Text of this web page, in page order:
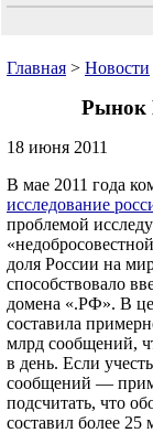
Главная > Новости
Рынок
18 июня 2011
В мае 2011 года
исследование
проблемой
доля России на
способствовало
домена «.РФ». В
составила
млрд сообщений,
в день. Если
сообщений —
подсчитать, что
составил более 25